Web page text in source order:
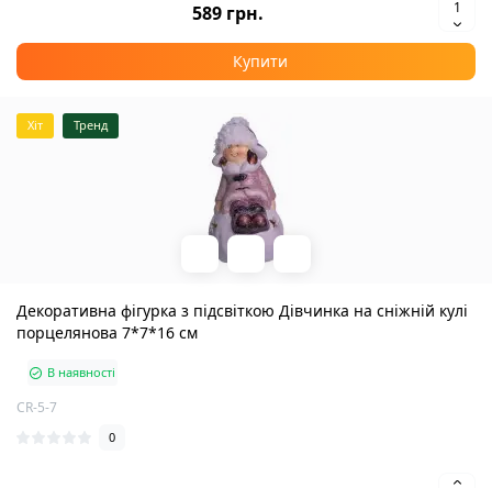
589 грн.
Купити
Хіт Тренд
Декоративна фігурка з підсвіткою Дівчинка на сніжній кулі
порцелянова 7*7*16 см
В наявності
CR-5-7
0